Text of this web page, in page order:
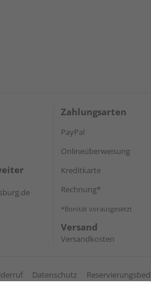
Zahlungsarten
PayPal
Onlineüberweisung
Kreditkarte
Rechnung*
*Bonität vorausgesetzt
Versand
Versandkosten
Datenschutz